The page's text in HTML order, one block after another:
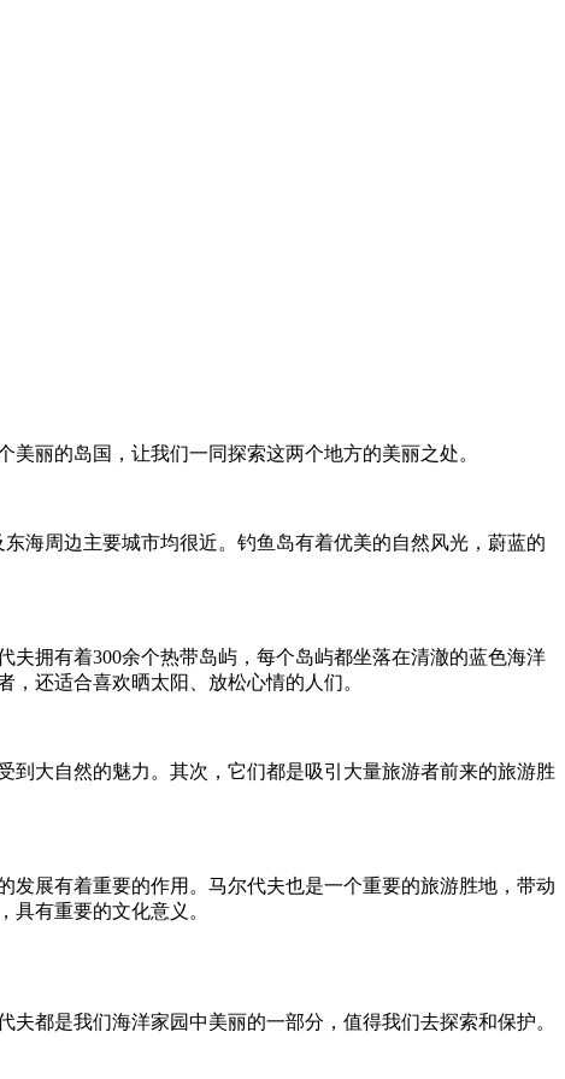
丽的岛国，让我们一同探索这两个地方的美丽之处。
海周边主要城市均很近。钓鱼岛有着优美的自然风光，蔚蓝的
拥有着300余个热带岛屿，每个岛屿都坐落在清澈的蓝色海洋
还适合喜欢晒太阳、放松心情的人们。
到大自然的魅力。其次，它们都是吸引大量旅游者前来的旅游胜
展有着重要的作用。马尔代夫也是一个重要的旅游胜地，带动
有重要的文化意义。
都是我们海洋家园中美丽的一部分，值得我们去探索和保护。